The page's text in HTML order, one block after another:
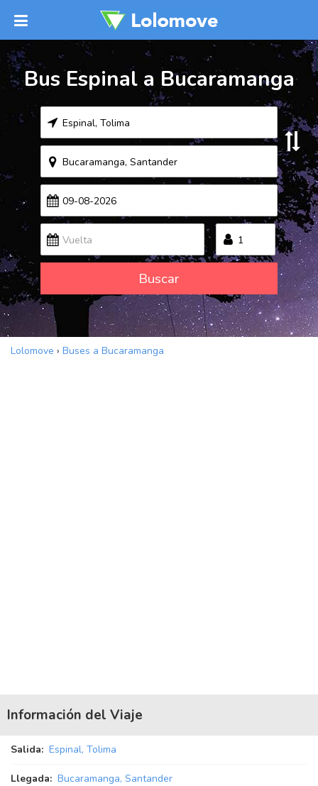
Bus Espinal a Bucaramanga
Buscar
Lolomove › Buses a Bucaramanga
Información del Viaje
Salida: Espinal, Tolima
Llegada: Bucaramanga, Santander